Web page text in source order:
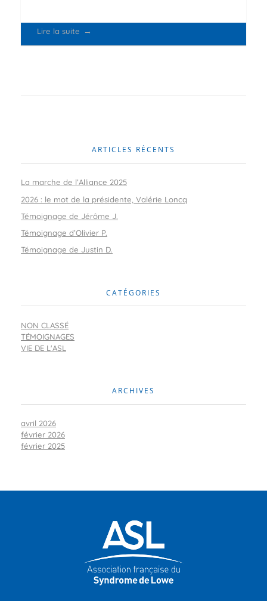
Lire la suite
ARTICLES RÉCENTS
La marche de l’Alliance 2025
2026 : le mot de la présidente, Valérie Loncq
Témoignage de Jérôme J.
Témoignage d’Olivier P.
Témoignage de Justin D.
CATÉGORIES
NON CLASSÉ
TÉMOIGNAGES
VIE DE L'ASL
ARCHIVES
avril 2026
février 2026
février 2025